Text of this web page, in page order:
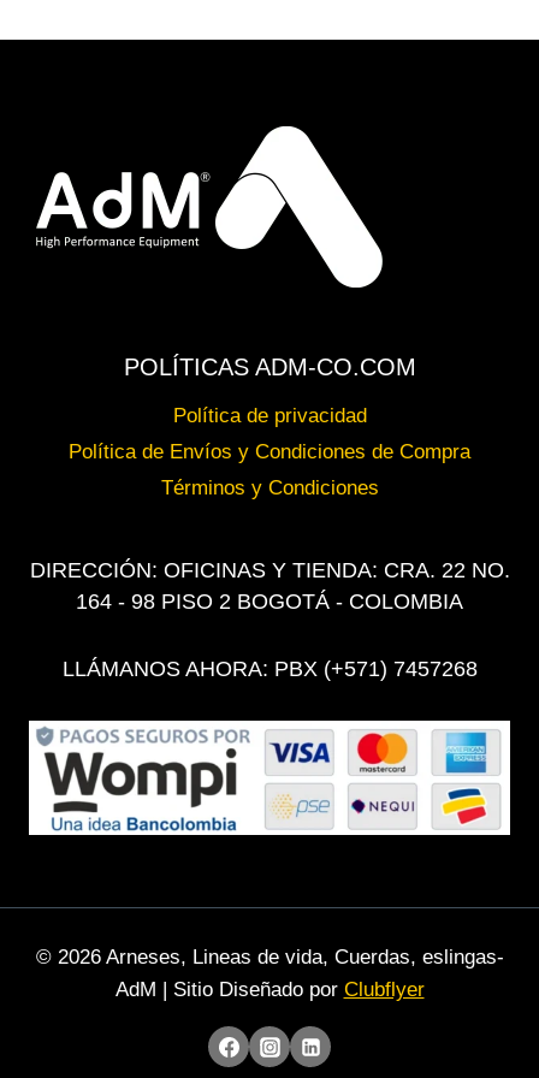
POLÍTICAS ADM-CO.COM
Política de privacidad
Política de Envíos y Condiciones de Compra
Términos y Condiciones
DIRECCIÓN: OFICINAS Y TIENDA: CRA. 22 NO.
164 - 98 PISO 2 BOGOTÁ - COLOMBIA
LLÁMANOS AHORA: PBX (+571) 7457268
© 2026 Arneses, Lineas de vida, Cuerdas, eslingas-
AdM | Sitio Diseñado por Clubflyer